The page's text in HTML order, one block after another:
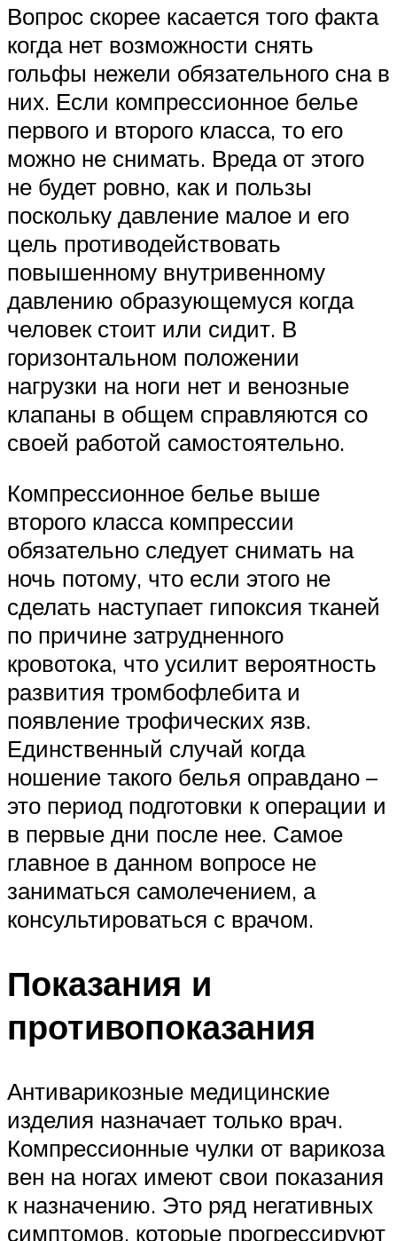
Вопрос скорее касается того факта
когда нет возможности снять
гольфы нежели обязательного сна в
них. Если компрессионное белье
первого и второго класса, то его
можно не снимать. Вреда от этого
не будет ровно, как и пользы
поскольку давление малое и его
цель противодействовать
повышенному внутривенному
давлению образующемуся когда
человек стоит или сидит. В
горизонтальном положении
нагрузки на ноги нет и венозные
клапаны в общем справляются со
своей работой самостоятельно.
Компрессионное белье выше
второго класса компрессии
обязательно следует снимать на
ночь потому, что если этого не
сделать наступает гипоксия тканей
по причине затрудненного
кровотока, что усилит вероятность
развития тромбофлебита и
появление трофических язв.
Единственный случай когда
ношение такого белья оправдано –
это период подготовки к операции и
в первые дни после нее. Самое
главное в данном вопросе не
заниматься самолечением, а
консультироваться с врачом.
Показания и
противопоказания
Антиварикозные медицинские
изделия назначает только врач.
Компрессионные чулки от варикоза
вен на ногах имеют свои показания
к назначению. Это ряд негативных
симптомов, которые прогрессируют